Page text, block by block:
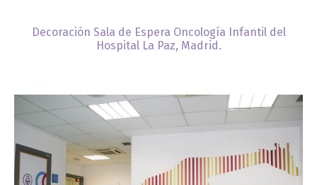
Decoración Sala de Espera Oncología Infantil del
Hospital La Paz, Madrid.